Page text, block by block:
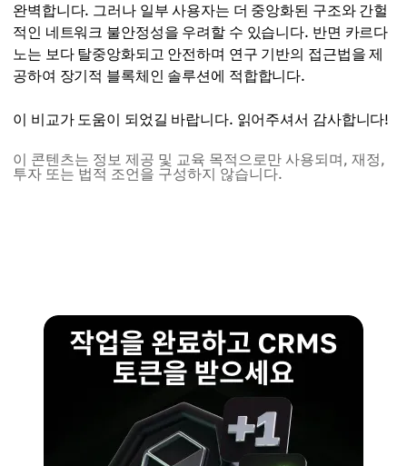
완벽합니다. 그러나 일부 사용자는 더 중앙화된 구조와 간헐
적인 네트워크 불안정성을 우려할 수 있습니다. 반면 카르다
노는 보다 탈중앙화되고 안전하며 연구 기반의 접근법을 제
공하여 장기적 블록체인 솔루션에 적합합니다.
이 비교가 도움이 되었길 바랍니다. 읽어주셔서 감사합니다!
이 콘텐츠는 정보 제공 및 교육 목적으로만 사용되며, 재정,
투자 또는 법적 조언을 구성하지 않습니다.